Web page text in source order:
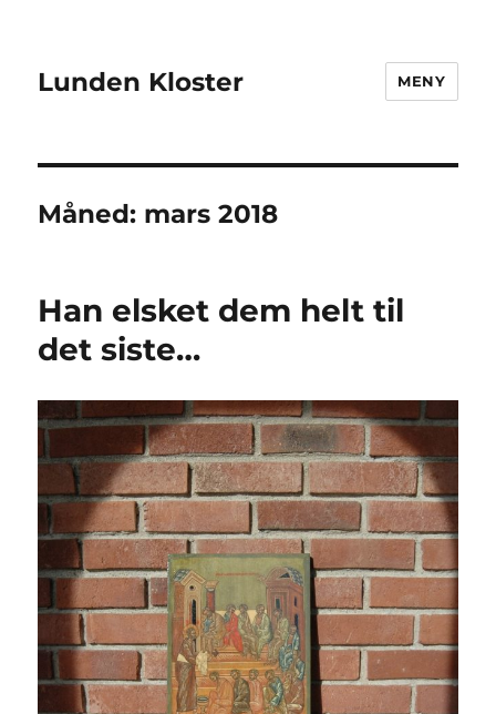
Lunden Kloster MENY
Måned: mars 2018
Han elsket dem helt til
det siste…